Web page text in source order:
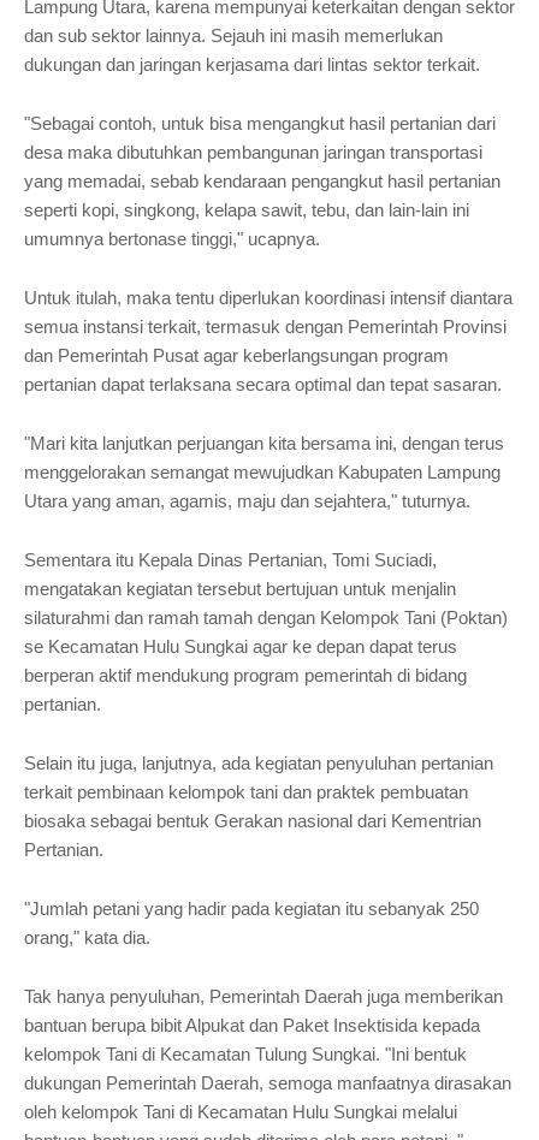
Lampung Utara, karena mempunyai keterkaitan dengan sektor
dan sub sektor lainnya. Sejauh ini masih memerlukan
dukungan dan jaringan kerjasama dari lintas sektor terkait.
"Sebagai contoh, untuk bisa mengangkut hasil pertanian dari
desa maka dibutuhkan pembangunan jaringan transportasi
yang memadai, sebab kendaraan pengangkut hasil pertanian
seperti kopi, singkong, kelapa sawit, tebu, dan lain-lain ini
umumnya bertonase tinggi," ucapnya.
Untuk itulah, maka tentu diperlukan koordinasi intensif diantara
semua instansi terkait, termasuk dengan Pemerintah Provinsi
dan Pemerintah Pusat agar keberlangsungan program
pertanian dapat terlaksana secara optimal dan tepat sasaran.
"Mari kita lanjutkan perjuangan kita bersama ini, dengan terus
menggelorakan semangat mewujudkan Kabupaten Lampung
Utara yang aman, agamis, maju dan sejahtera," tuturnya.
Sementara itu Kepala Dinas Pertanian, Tomi Suciadi,
mengatakan kegiatan tersebut bertujuan untuk menjalin
silaturahmi dan ramah tamah dengan Kelompok Tani (Poktan)
se Kecamatan Hulu Sungkai agar ke depan dapat terus
berperan aktif mendukung program pemerintah di bidang
pertanian.
Selain itu juga, lanjutnya, ada kegiatan penyuluhan pertanian
terkait pembinaan kelompok tani dan praktek pembuatan
biosaka sebagai bentuk Gerakan nasional dari Kementrian
Pertanian.
"Jumlah petani yang hadir pada kegiatan itu sebanyak 250
orang," kata dia.
Tak hanya penyuluhan, Pemerintah Daerah juga memberikan
bantuan berupa bibit Alpukat dan Paket Insektisida kepada
kelompok Tani di Kecamatan Tulung Sungkai. "Ini bentuk
dukungan Pemerintah Daerah, semoga manfaatnya dirasakan
oleh kelompok Tani di Kecamatan Hulu Sungkai melalui